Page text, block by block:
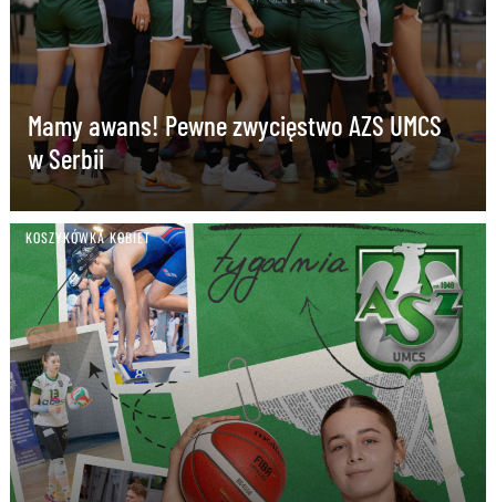
Mamy awans! Pewne zwycięstwo AZS UMCS
w Serbii
KOSZYKÓWKA KOBIET